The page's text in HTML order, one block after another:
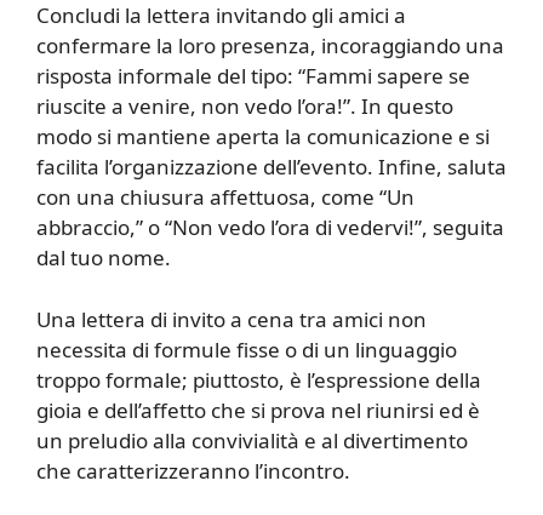
Concludi la lettera invitando gli amici a
confermare la loro presenza, incoraggiando una
risposta informale del tipo: “Fammi sapere se
riuscite a venire, non vedo l’ora!”. In questo
modo si mantiene aperta la comunicazione e si
facilita l’organizzazione dell’evento. Infine, saluta
con una chiusura affettuosa, come “Un
abbraccio,” o “Non vedo l’ora di vedervi!”, seguita
dal tuo nome.
Una lettera di invito a cena tra amici non
necessita di formule fisse o di un linguaggio
troppo formale; piuttosto, è l’espressione della
gioia e dell’affetto che si prova nel riunirsi ed è
un preludio alla convivialità e al divertimento
che caratterizzeranno l’incontro.